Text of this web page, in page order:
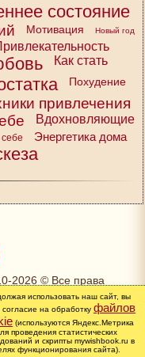
состояние
Мотивация Новый год
Как стать
Похудение
привлечения
Вдохновляющие
Энергетика дома
2026 © Все права
Книга Желаний
Изменимся вместе
персональных данных
использовать наш сайт, вы
согласие на обработку файлов
(используются Яндекс.Метрика
проведения статистических
и скрипты mywishbook.ru в
функционирования сайта).